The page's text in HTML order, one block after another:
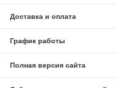
Доставка и оплата
График работы
Полная версия сайта